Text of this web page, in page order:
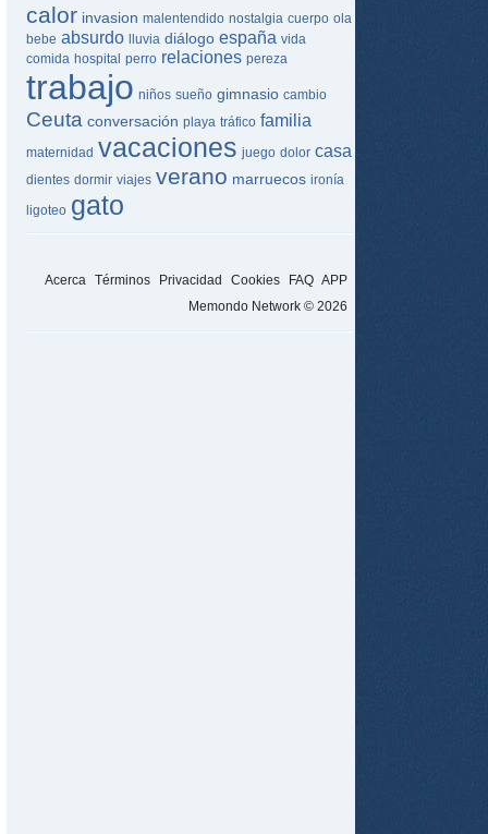
calor invasion malentendido nostalgia cuerpo ola
bebe absurdo lluvia diálogo españa vida
comida hospital perro relaciones pereza
trabajo niños sueño gimnasio cambio
Ceuta conversación playa tráfico familia
maternidad vacaciones juego dolor casa
dientes dormir viajes verano marruecos ironía
ligoteo gato
Acerca Términos Privacidad Cookies FAQ APP
Memondo Network © 2026